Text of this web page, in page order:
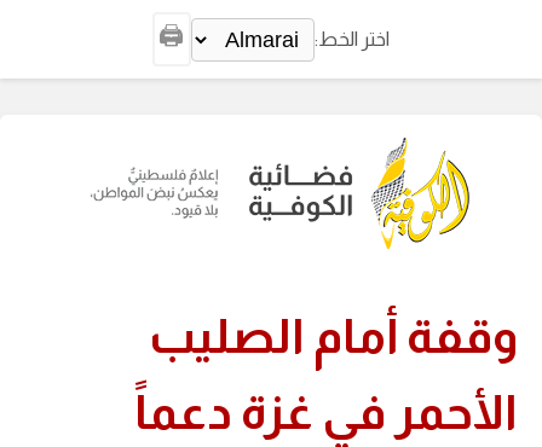
اختر الخط: 🖨️
وقفة أمام الصليب
الأحمر في غزة دعماً